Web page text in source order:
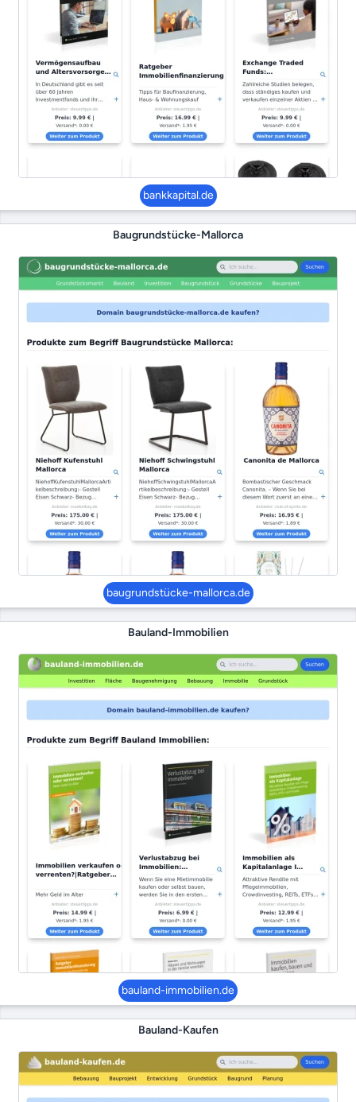
bankkapital.de
Baugrundstücke-Mallorca
baugrundstücke-mallorca.de
Bauland-Immobilien
bauland-immobilien.de
Bauland-Kaufen